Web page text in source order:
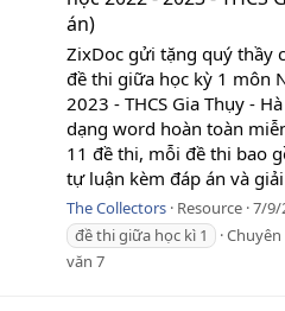
án)
ZixDoc gửi tặng quý thầy
đề thi giữa học kỳ 1 môn
2023 - THCS Gia Thụy -
dạng word hoàn toàn
11 đề thi, mỗi đề thi bao
tự luận kèm đáp án và
The Collectors Resource 7/9/
đề thi giữa học kì 1
văn 7